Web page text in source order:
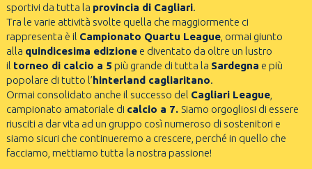
sportivi da tutta la provincia di Cagliari.
Tra le varie attività svolte quella che maggiormente ci
rappresenta è il Campionato Quartu League, ormai giunto
alla quindicesima edizionee diventato da oltre un lustro
il torneo di calcio a 5 più grande di tutta la Sardegna e più
popolare di tutto l’hinterland cagliaritano.
Ormai consolidato anche il successo del Cagliari League,
campionato amatoriale di calcio a 7. Siamo orgogliosi di essere
riusciti a dar vita ad un gruppo così numeroso di sostenitori e
siamo sicuri che continueremo a crescere, perché in quello che
facciamo, mettiamo tutta la nostra passione!